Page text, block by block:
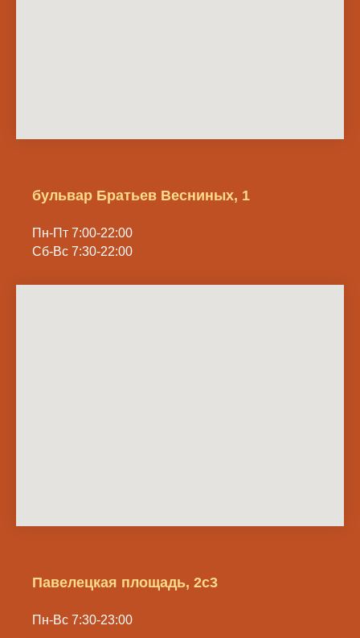
бульвар Братьев Весниных, 1
Пн-Пт 7:00-22:00
Сб-Вс 7:30-22:00
Павелецкая площадь, 2с3
Пн-Вс 7:30-23:00